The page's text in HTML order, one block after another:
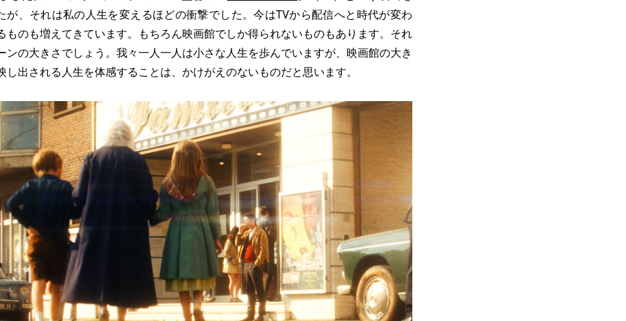
が、それは私の人生を変えるほどの衝撃でした。今はTVから配信へと時代が変わ
ものも増えてきています。もちろん映画館でしか得られないものもあります。それ
ンの大きさでしょう。我々一人一人は小さな人生を歩んでいますが、映画館の大き
し出される人生を体感することは、かけがえのないものだと思います。